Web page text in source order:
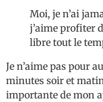
Moi, je n’ai
j’aime profiter
libre tout le
Je n’aime pas pour
minutes soir et
importante de mon